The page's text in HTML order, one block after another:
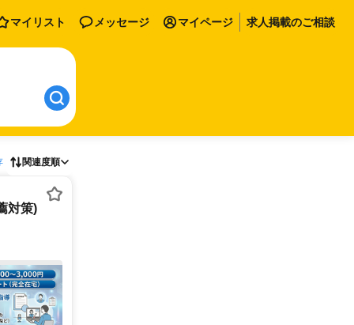
マイリスト メッセージ マイページ 求人掲載のご相談
関連度順
対策)